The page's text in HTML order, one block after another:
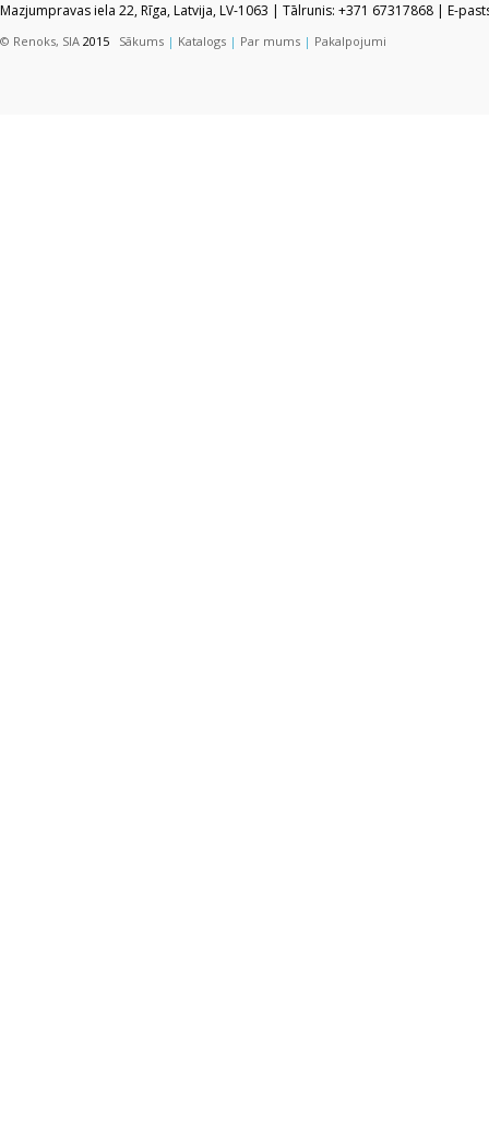
Mazjumpravas iela 22, Rīga, Latvija, LV-1063 | Tālrunis: +371 67317868 | E-
© Renoks, SIA 2015 Sākums | Katalogs | Par mums | Pakalpojumi